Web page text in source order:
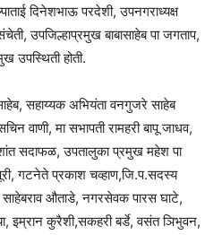
दिनेशभाऊ परदेशी, उपनगराध्यक्ष
उपजिल्हाप्रमुख बाबासाहेब पा जगताप,
उपस्थिती होती.
सहाय्यक अभियंता वनगुजरे साहेब
वाणी, मा सभापती रामहरी बापू जाधव,
सदाफळ, उपतालुका प्रमुख महेश पा
गटनेते प्रकाश चव्हाण,जि.प.सदस्य
औताडे, नगरसेवक पारस घाटे,
इम्रान कुरैशी,सकहरी बर्डे, वसंत ञिभुवन,